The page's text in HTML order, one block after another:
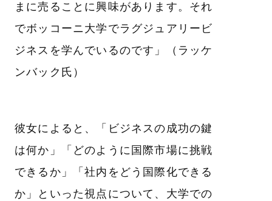
まに売ることに興味があります。それ
でボッコーニ大学でラグジュアリービ
ジネスを学んでいるのです」（ラッケ
ンバック氏）
彼女によると、「ビジネスの成功の鍵
は何か」「どのように国際市場に挑戦
できるか」「社内をどう国際化できる
か」といった視点について、大学での